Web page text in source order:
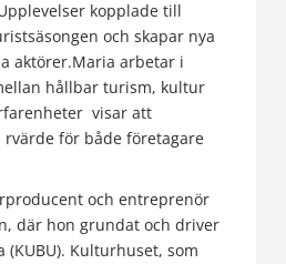
kopplade till
och skapar nya
aktörer.Maria arbetar i
hållbar turism, kultur
visar att
för både företagare
och entreprenör
där hon grundat och driver
Kulturhuset, som